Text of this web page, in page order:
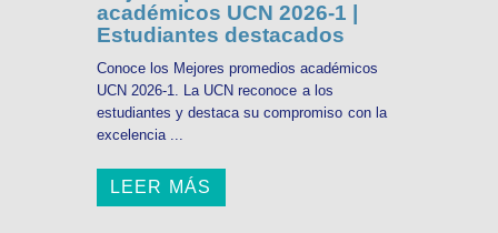
académicos UCN 2026-1 |
Estudiantes destacados
Conoce los Mejores promedios académicos
UCN 2026-1. La UCN reconoce a los
estudiantes y destaca su compromiso con la
excelencia ...
LEER MÁS